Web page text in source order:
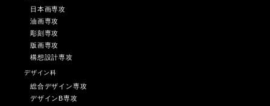
日本画専攻
油画専攻
彫刻専攻
版画専攻
構想設計専攻
デザイン科
総合デザイン専攻
デザインB専攻